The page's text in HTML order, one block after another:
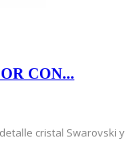
CON...
cristal Swarovski y